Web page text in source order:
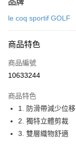
信用卡一次付款
LINE Pay
Apple Pay
悠遊付
大哥付你分期
相關說明
品牌
le coq sportif GOLF
商品特色
商品編號
10633244
商品特色
1. 防滑帶減少位移
2. 獨特立體剪裁
3. 雙層織物舒適